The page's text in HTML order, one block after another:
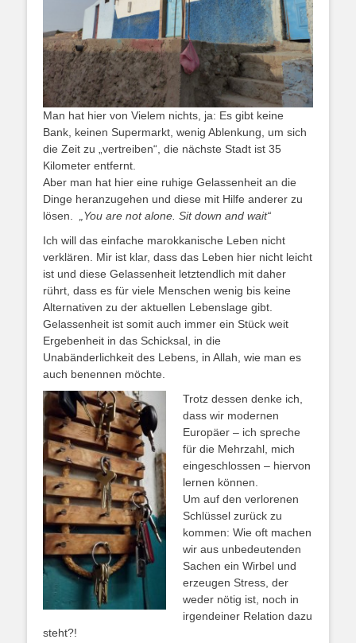
Man hat hier von Vielem nichts, ja: Es gibt keine
Bank, keinen Supermarkt, wenig Ablenkung, um sich
die Zeit zu „vertreiben“, die nächste Stadt ist 35
Kilometer entfernt.
Aber man hat hier eine ruhige Gelassenheit an die
Dinge heranzugehen und diese mit Hilfe anderer zu
lösen.
„You are not alone. Sit down and wait“
Ich will das einfache marokkanische Leben nicht
verklären. Mir ist klar, dass das Leben hier nicht leicht
ist und diese Gelassenheit letztendlich mit daher
rührt, dass es für viele Menschen wenig bis keine
Alternativen zu der aktuellen Lebenslage gibt.
Gelassenheit ist somit auch immer ein Stück weit
Ergebenheit in das Schicksal, in die
Unabänderlichkeit des Lebens, in Allah, wie man es
auch benennen möchte.
Trotz dessen denke ich,
dass wir modernen
Europäer – ich spreche
für die Mehrzahl, mich
eingeschlossen – hiervon
lernen können.
Um auf den verlorenen
Schlüssel zurück zu
kommen: Wie oft machen
wir aus unbedeutenden
Sachen ein Wirbel und
erzeugen Stress, der
weder nötig ist, noch in
irgendeiner Relation dazu
steht?!